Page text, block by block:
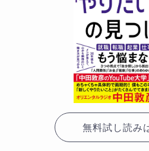
無料試し読み